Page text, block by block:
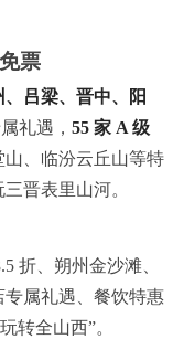
票
吕梁、晋中、阳
礼遇， 55 家 A 级
、临汾云丘山等特
晋表里山河。
折、朔州金沙滩、
属礼遇、餐饮特惠
转全山西”。